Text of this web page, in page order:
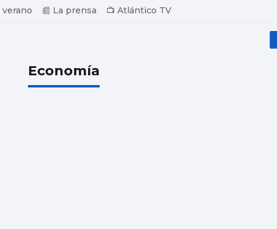
verano 📰 La prensa 📺 Atlántico TV
Economía